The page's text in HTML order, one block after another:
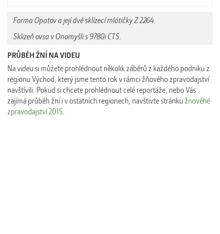
Farma Opatov a její dvě sklízecí mlátičky Z 2264.
Sklizeň ovsa v Onomyšli s 9780i CTS.
PRŮBĚH ŽNÍ NA VIDEU
Na videu si můžete prohlédnout několik záběrů z každého podniku z
regionu Východ, který jsme tento rok v rámci žňového zpravodajství
navštívili. Pokud si chcete prohlédnout celé reportáže, nebo Vás
zajímá průběh žní i v ostatních regionech, navštivte stránku žnovéhé
zpravodajství 2015.